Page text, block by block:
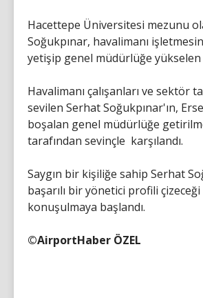
Hacettepe Üniversitesi mezunu
Soğukpınar, havalimanı
yetişip genel müdürlüğe
Havalimanı çalışanları ve sektör
sevilen Serhat Soğukpınar'ın,
boşalan genel müdürlüğe
tarafından sevinçle karşılandı.
Saygın bir kişiliğe sahip Serhat
başarılı bir yönetici profili
konuşulmaya başlandı.
©AirportHaber ÖZEL